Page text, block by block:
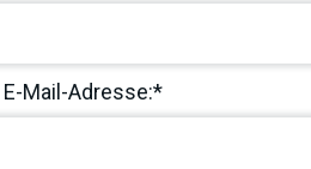
E-Mail-Adresse:*